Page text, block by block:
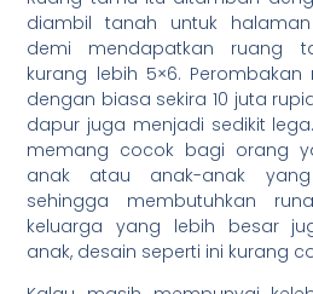
diambil tanah untuk
demi mendapatkan ruang
kurang lebih 5×6.
dengan biasa sekira 10 juta
dapur juga menjadi sedikit
memang cocok bagi orang
anak atau anak-anak
sehingga membutuhkan
keluarga yang lebih besar
anak, desain seperti ini kurang